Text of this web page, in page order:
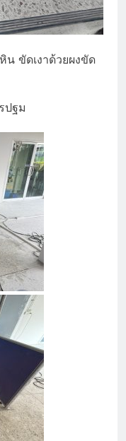
ขัดเงาด้วยผงขัด
ปฐม